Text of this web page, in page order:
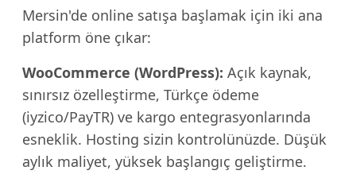
Mersin'de online satışa başlamak için iki ana
platform öne çıkar:
WooCommerce (WordPress): Açık kaynak,
sınırsız özelleştirme, Türkçe ödeme
(iyzico/PayTR) ve kargo entegrasyonlarında
esneklik. Hosting sizin kontrolünüzde. Düşük
aylık maliyet, yüksek başlangıç geliştirme.